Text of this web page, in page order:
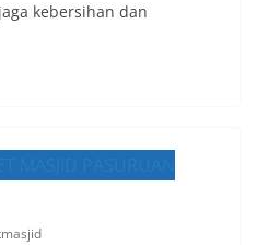
kebersihan dan